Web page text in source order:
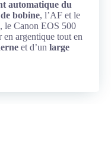
automatique du
bobine, l’AF et le
le Canon EOS 500
argentique tout en
et d’un large